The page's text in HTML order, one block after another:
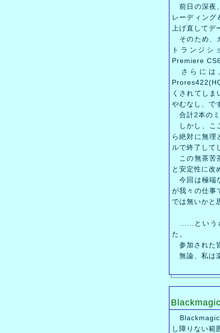
前日の深夜
レーディング
上げ直して
そのため、
トランジシ
Premiere
さらには
くされてし
やむなし、で
合計2本のミ
しかし、こ
ら絶対に無理
ルで終了して
この無茶苦
と安定性に改
今回は極端
が我々の仕事
では無いかと
……というわ
た。
参加された
無論、私は
Blackmagic
し障りない範